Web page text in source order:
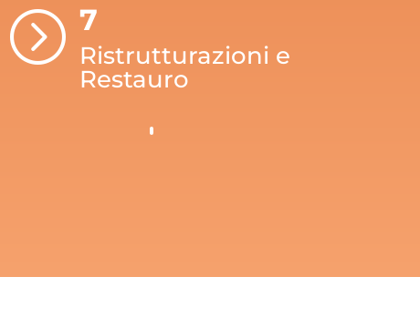
= 7
Ristrutturazioni e
Restauro